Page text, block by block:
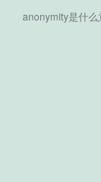
anonymity是什